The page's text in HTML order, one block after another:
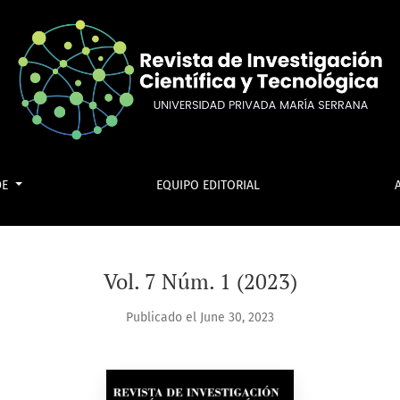
EQUIPO EDITORIAL
Vol. 7 Núm. 1 (2023)
Publicado el June 30, 2023